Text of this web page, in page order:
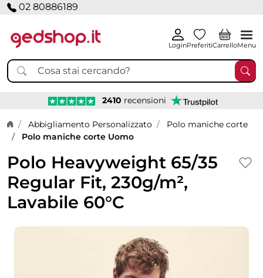
02 80886189
LoginPreferitiCarrelloMenu
2410 recensioni
Home page
Abbigliamento Personalizzato
Polo maniche corte
Polo maniche corte Uomo
Polo Heavyweight 65/35
Regular Fit, 230g/m²,
Lavabile 60°C